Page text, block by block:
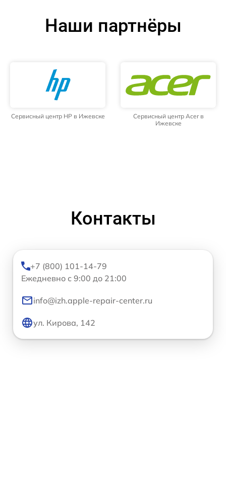
Наши партнёры
Сервисный центр HP в Ижевске
Сервисный центр Acer в
Ижевске
Контакты
+7 (800) 101-14-79
Ежедневно с 9:00 до 21:00
info@izh.apple-repair-center.ru
ул. Кирова, 142